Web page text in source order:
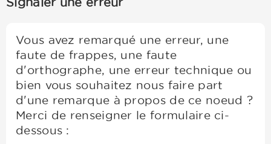
Vous avez remarqué une erreur, une
faute de frappes, une faute
d'orthographe, une erreur technique ou
bien vous souhaitez nous faire part
d'une remarque à propos de ce noeud ?
Merci de renseigner le formulaire ci-
dessous :